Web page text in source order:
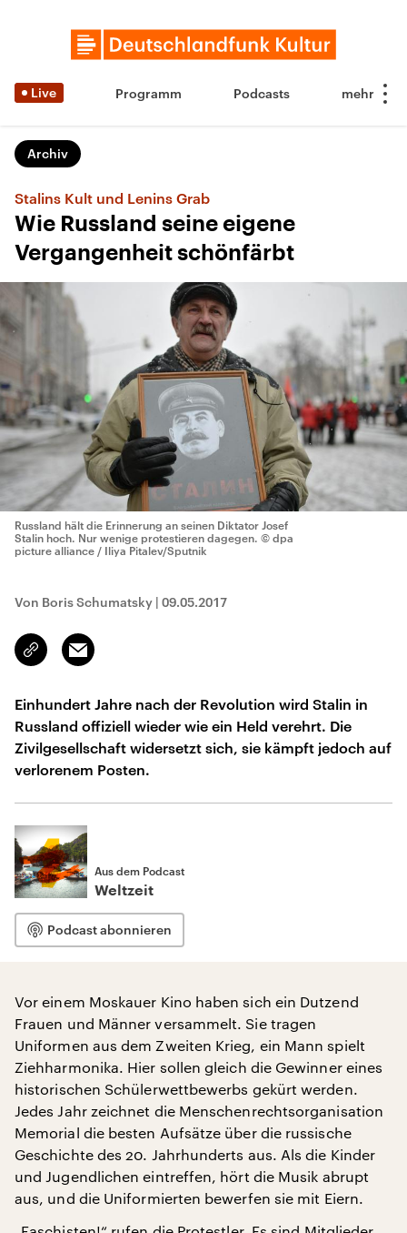
Live Programm Podcasts
Archiv
Stalins Kult und Lenins Grab
Wie Russland seine eigene
Vergangenheit schönfärbt
Russland hält die Erinnerung an seinen Diktator Josef
Stalin hoch. Nur wenige protestieren dagegen. © dpa
picture alliance / Iliya Pitalev/Sputnik
Von Boris Schumatsky | 09.05.2017
Link
kopieren/teilen
Email
Einhundert Jahre nach der Revolution wird Stalin in
Russland offiziell wieder wie ein Held verehrt. Die
Zivilgesellschaft widersetzt sich, sie kämpft jedoch auf
verlorenem Posten.
Aus dem Podcast
Weltzeit
Podcast abonnieren
Vor einem Moskauer Kino haben sich ein Dutzend
Frauen und Männer versammelt. Sie tragen
Uniformen aus dem Zweiten Krieg, ein Mann spielt
Ziehharmonika. Hier sollen gleich die Gewinner eines
historischen Schülerwettbewerbs gekürt werden.
Jedes Jahr zeichnet die Menschenrechtsorganisation
Memorial die besten Aufsätze über die russische
Geschichte des 20. Jahrhunderts aus. Als die Kinder
und Jugendlichen eintreffen, hört die Musik abrupt
aus, und die Uniformierten bewerfen sie mit Eiern.